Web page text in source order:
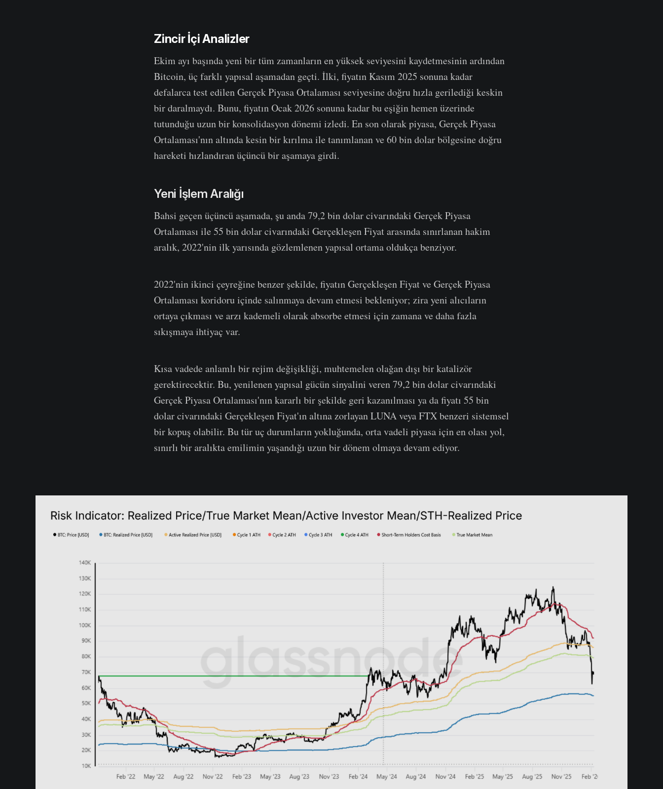
Zincir İçi Analizler
Ekim ayı başında yeni bir tüm zamanların en yüksek seviyesini kaydetmesinin ardından
Bitcoin, üç farklı yapısal aşamadan geçti. İlki, fiyatın Kasım 2025 sonuna kadar
defalarca test edilen Gerçek Piyasa Ortalaması seviyesine doğru hızla gerilediği keskin
bir daralmaydı. Bunu, fiyatın Ocak 2026 sonuna kadar bu eşiğin hemen üzerinde
tutunduğu uzun bir konsolidasyon dönemi izledi. En son olarak piyasa, Gerçek Piyasa
Ortalaması'nın altında kesin bir kırılma ile tanımlanan ve 60 bin dolar bölgesine doğru
hareketi hızlandıran üçüncü bir aşamaya girdi.
Yeni İşlem Aralığı
Bahsi geçen üçüncü aşamada, şu anda 79,2 bin dolar civarındaki Gerçek Piyasa
Ortalaması ile 55 bin dolar civarındaki Gerçekleşen Fiyat arasında sınırlanan hakim
aralık, 2022'nin ilk yarısında gözlemlenen yapısal ortama oldukça benziyor.
2022'nin ikinci çeyreğine benzer şekilde, fiyatın Gerçekleşen Fiyat ve Gerçek Piyasa
Ortalaması koridoru içinde salınmaya devam etmesi bekleniyor; zira yeni alıcıların
ortaya çıkması ve arzı kademeli olarak absorbe etmesi için zamana ve daha fazla
sıkışmaya ihtiyaç var.
Kısa vadede anlamlı bir rejim değişikliği, muhtemelen olağan dışı bir katalizör
gerektirecektir. Bu, yenilenen yapısal gücün sinyalini veren 79,2 bin dolar civarındaki
Gerçek Piyasa Ortalaması'nın kararlı bir şekilde geri kazanılması ya da fiyatı 55 bin
dolar civarındaki Gerçekleşen Fiyat'ın altına zorlayan LUNA veya FTX benzeri sistemsel
bir kopuş olabilir. Bu tür uç durumların yokluğunda, orta vadeli piyasa için en olası yol,
sınırlı bir aralıkta emilimin yaşandığı uzun bir dönem olmaya devam ediyor.